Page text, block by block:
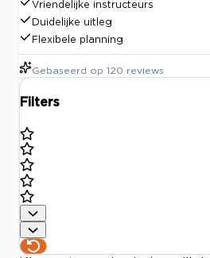
Vriendelijke instructeurs
Duidelijke uitleg
Flexibele planning
Gebaseerd op 120 reviews
Filters